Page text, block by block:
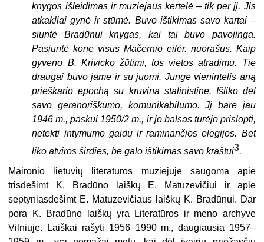
knygos išleidimas ir muziejaus kertelė – tik per jį. Jis
atkakliai gynė ir stūmė. Buvo ištikimas savo kartai –
siuntė Bradūnui knygas, kai tai buvo pavojinga.
Pasiuntė kone visus Mačernio eilėr. nuorašus. Kaip
gyveno B. Krivicko žūtimi, tos vietos atradimu. Tie
draugai buvo jame ir su juomi. Jungė vienintelis aną
prieškario epochą su kruvina stalinistine. Išliko dėl
savo geranoriškumo, komunikabilumo. Jį barė jau
1946 m., paskui 1950/2 m., ir jo balsas turėjo prislopti,
netekti intymumo gaidų ir raminančios elegijos. Bet
liko atviros širdies, be galo ištikimas savo kraštui3.
Maironio lietuvių literatūros muziejuje saugoma apie
trisdešimt K. Bradūno laiškų E. Matuzevičiui ir apie
septyniasdešimt E. Matuzevičiaus laiškų K. Bradūnui. Dar
pora K. Bradūno laiškų yra Literatūros ir meno archyve
Vilniuje. Laiškai rašyti 1956–1990 m., daugiausia 1957–